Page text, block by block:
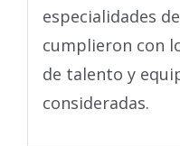
especialidades
cumplieron con
de talento y
consideradas.